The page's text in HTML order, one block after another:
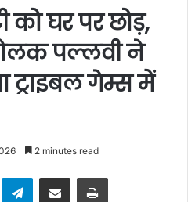
को घर पर छोड़,
पल्लवी ने
ट्राइबल गेम्स में
2 minutes read
TelegramShare via Email Print